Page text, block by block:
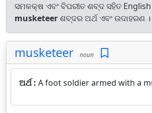
ସମକକ୍ଷ ଏବଂ ବିପରୀତ ଶବ୍ଦ ସହିତ
musketeerଶବ୍ଦର ଅର୍ଥ ଏବଂ ଉଦାହରଣ ।
musketeer noun
ଅର୍ଥ : A foot soldier armed with a